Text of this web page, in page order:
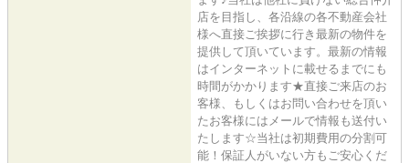
店を目指し、各沿線の各不動産会社
様へ直接ご挨拶に行き最新の物件を
提供して頂いています。最新の情報
はインターネットに載せるまでにも
時間がかかります★直接ご来店のお
客様、もしくはお問い合わせを頂い
たお客様にはメールで情報も送付い
たします☆当社は初期費用の分割可
能！保証人がいない方もご安心くだ